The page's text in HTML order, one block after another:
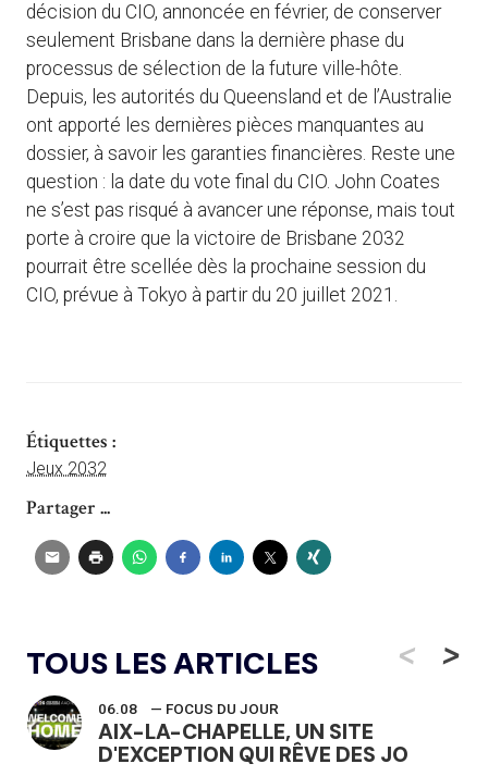
décision du CIO, annoncée en février, de conserver
seulement Brisbane dans la dernière phase du
processus de sélection de la future ville-hôte.
Depuis, les autorités du Queensland et de l’Australie
ont apporté les dernières pièces manquantes au
dossier, à savoir les garanties financières. Reste une
question : la date du vote final du CIO. John Coates
ne s’est pas risqué à avancer une réponse, mais tout
porte à croire que la victoire de Brisbane 2032
pourrait être scellée dès la prochaine session du
CIO, prévue à Tokyo à partir du 20 juillet 2021.
Étiquettes :
Jeux 2032
Partager ...
TOUS LES ARTICLES <
06.08 — FOCUS DU JOUR
AIX-LA-CHAPELLE, UN SITE
D'EXCEPTION QUI RÊVE DES JO
>